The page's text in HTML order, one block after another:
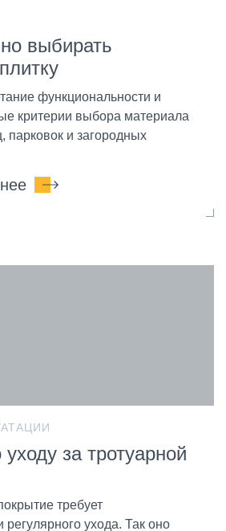
выбирать
функциональности и
критерии выбора материала
парковок и загородных
за тротуарной
требует
регулярного ухода. Так оно